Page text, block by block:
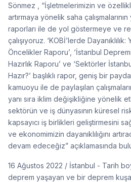
Sönmez , “İşletmelerimizin ve özellikle
artırmaya yönelik saha çalışmalarının
raporları ile de yol göstermeye ve
çalışıyoruz. ‘KOBİ’lerde
Öncelikler Raporu’, ‘İstanbul
Hazırlık Raporu’ ve ‘Sektörler
Hazır?’ başlıklı rapor, geniş bir
kamuoyu ile de paylaşılan
yanı sıra iklim değişikliğine yönelik
sektörün ve iş dünyasının küresel
kapsayıcı iş birlikleri geliştirmesini
ve ekonomimizin dayanıklılığını
devam edeceğiz” açıklamasında
16 Ağustos 2022 / İstanbul - Tarih
deprem yaşayan ve bir deprem